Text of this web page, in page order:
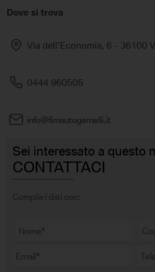
Dove si trova
Via dell'Economia, 6 - 36100
0444 960505
info@fimautogemelli.it
Sei interessato a questo
CONTATTACI
Compila i dati con: